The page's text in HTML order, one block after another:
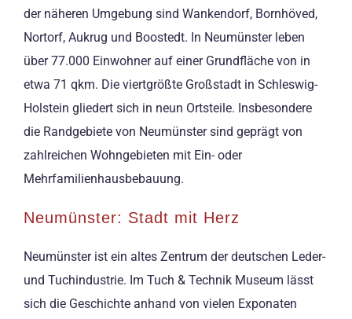
der näheren Umgebung sind Wankendorf, Bornhöved,
Nortorf, Aukrug und Boostedt. In Neumünster leben
über 77.000 Einwohner auf einer Grundfläche von in
etwa 71 qkm. Die viertgrößte Großstadt in Schleswig-
Holstein gliedert sich in neun Ortsteile. Insbesondere
die Randgebiete von Neumünster sind geprägt von
zahlreichen Wohngebieten mit Ein- oder
Mehrfamilienhausbebauung.
Neumünster: Stadt mit Herz
Neumünster ist ein altes Zentrum der deutschen Leder-
und Tuchindustrie. Im Tuch & Technik Museum lässt
sich die Geschichte anhand von vielen Exponaten